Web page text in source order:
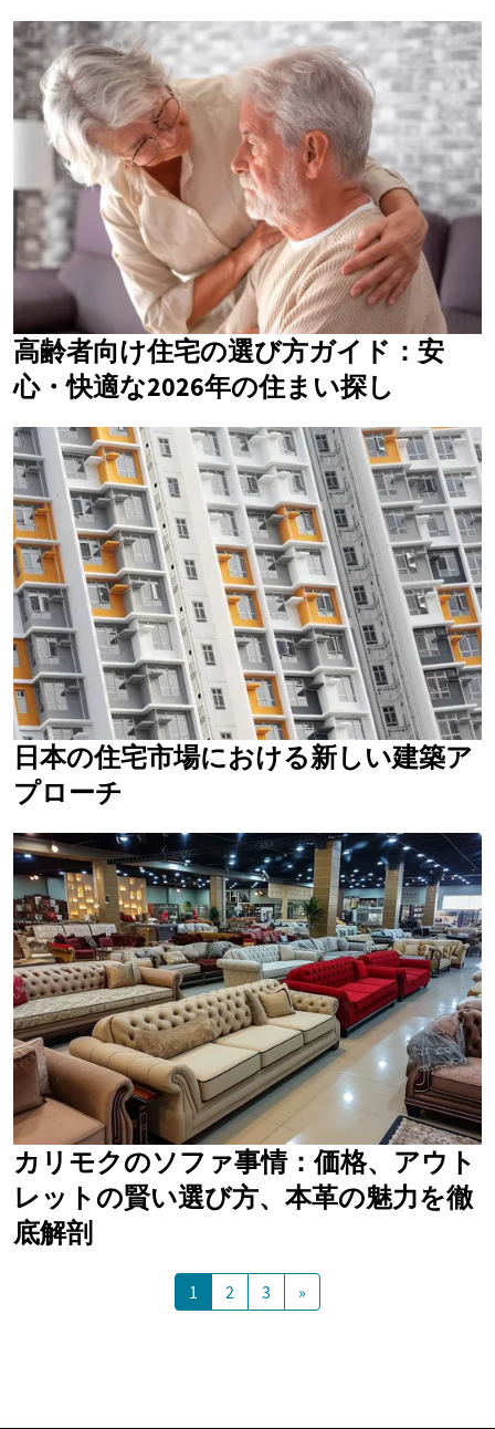
高齢者向け住宅の選び方ガイド：安
心・快適な2026年の住まい探し
日本の住宅市場における新しい建築ア
プローチ
カリモクのソファ事情：価格、アウト
レットの賢い選び方、本革の魅力を徹
底解剖
1 2 3 »